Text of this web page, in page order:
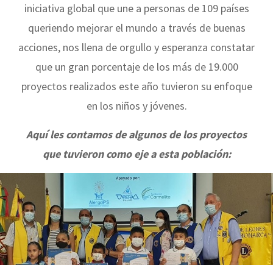
iniciativa global que une a personas de 109 países
queriendo mejorar el mundo a través de buenas
acciones, nos llena de orgullo y esperanza constatar
que un gran porcentaje de los más de 19.000
proyectos realizados este año tuvieron su enfoque
en los niños y jóvenes.
Aquí les contamos de algunos de los proyectos
que tuvieron como eje a esta población: